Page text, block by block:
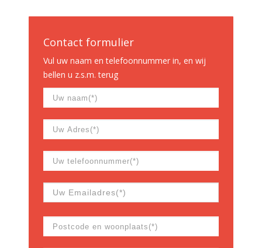
Contact formulier
Vul uw naam en telefoonnummer in, en wij
bellen u z.s.m. terug